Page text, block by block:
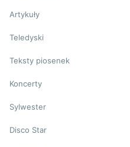
Artykuły
Teledyski
Teksty piosenek
Koncerty
Sylwester
Disco Star